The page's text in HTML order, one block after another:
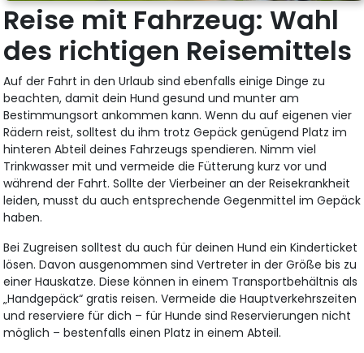
Reise mit Fahrzeug: Wahl
des richtigen Reisemittels
Auf der Fahrt in den Urlaub sind ebenfalls einige Dinge zu
beachten, damit dein Hund gesund und munter am
Bestimmungsort ankommen kann. Wenn du auf eigenen vier
Rädern reist, solltest du ihm trotz Gepäck genügend Platz im
hinteren Abteil deines Fahrzeugs spendieren. Nimm viel
Trinkwasser mit und vermeide die Fütterung kurz vor und
während der Fahrt. Sollte der Vierbeiner an der Reisekrankheit
leiden, musst du auch entsprechende Gegenmittel im Gepäck
haben.
Bei Zugreisen solltest du auch für deinen Hund ein Kinderticket
lösen. Davon ausgenommen sind Vertreter in der Größe bis zu
einer Hauskatze. Diese können in einem Transportbehältnis als
„Handgepäck“ gratis reisen. Vermeide die Hauptverkehrszeiten
und reserviere für dich – für Hunde sind Reservierungen nicht
möglich – bestenfalls einen Platz in einem Abteil.